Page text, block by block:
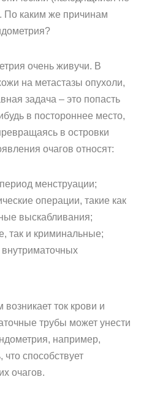
По каким же причинам
очень живучи. В
на метастазы опухоли,
задача – это попасть
в постороннее место,
в островки
очагов относят:
менструации;
операции, такие как
выскабливания;
так и криминальные;
внутриматочных
ток крови и
трубы может унести
например,
способствует
очагов.